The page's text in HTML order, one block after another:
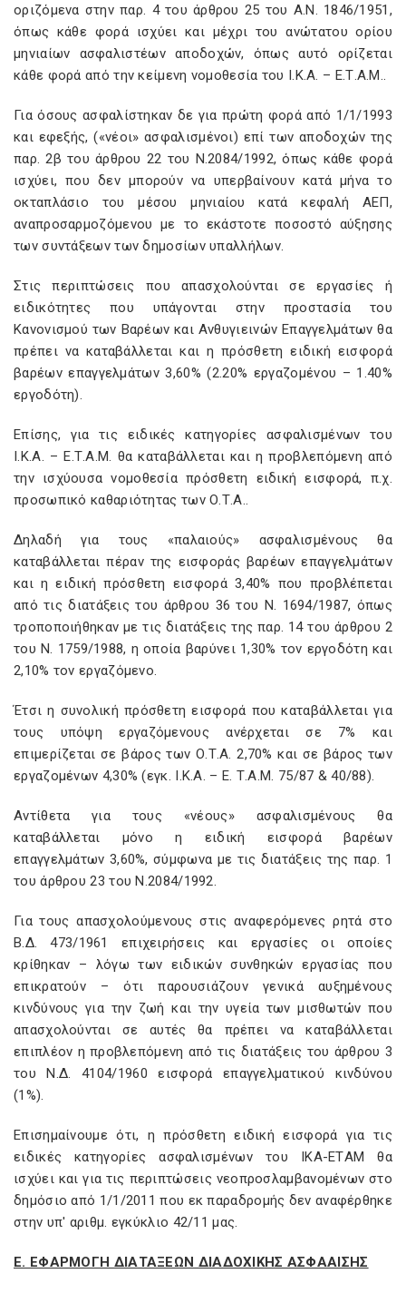
οριζόμενα στην παρ. 4 του άρθρου 25 του Α.Ν. 1846/1951,
όπως κάθε φορά ισχύει και μέχρι του ανώτατου ορίου
μηνιαίων ασφαλιστέων αποδοχών, όπως αυτό ορίζεται
κάθε φορά από την κείμενη νομοθεσία του Ι.Κ.Α. – Ε.Τ.Α.Μ..
Για όσους ασφαλίστηκαν δε για πρώτη φορά από 1/1/1993
και εφεξής, («νέοι» ασφαλισμένοι) επί των αποδοχών της
παρ. 2β του άρθρου 22 του Ν.2084/1992, όπως κάθε φορά
ισχύει, που δεν μπορούν να υπερβαίνουν κατά μήνα το
οκταπλάσιο του μέσου μηνιαίου κατά κεφαλή ΑΕΠ,
αναπροσαρμοζόμενου με το εκάστοτε ποσοστό αύξησης
των συντάξεων των δημοσίων υπαλλήλων.
Στις περιπτώσεις που απασχολούνται σε εργασίες ή
ειδικότητες που υπάγονται στην προστασία του
Κανονισμού των Βαρέων και Ανθυγιεινών Επαγγελμάτων θα
πρέπει να καταβάλλεται και η πρόσθετη ειδική εισφορά
βαρέων επαγγελμάτων 3,60% (2.20% εργαζομένου – 1.40%
εργοδότη).
Επίσης, για τις ειδικές κατηγορίες ασφαλισμένων του
Ι.Κ.Α. – Ε.Τ.Α.Μ. θα καταβάλλεται και η προβλεπόμενη από
την ισχύουσα νομοθεσία πρόσθετη ειδική εισφορά, π.χ.
προσωπικό καθαριότητας των Ο.Τ.Α..
Δηλαδή για τους «παλαιούς» ασφαλισμένους θα
καταβάλλεται πέραν της εισφοράς βαρέων επαγγελμάτων
και η ειδική πρόσθετη εισφορά 3,40% που προβλέπεται
από τις διατάξεις του άρθρου 36 του Ν. 1694/1987, όπως
τροποποιήθηκαν με τις διατάξεις της παρ. 14 του άρθρου 2
του Ν. 1759/1988, η οποία βαρύνει 1,30% τον εργοδότη και
2,10% τον εργαζόμενο.
Έτσι η συνολική πρόσθετη εισφορά που καταβάλλεται για
τους υπόψη εργαζόμενους ανέρχεται σε 7% και
επιμερίζεται σε βάρος των Ο.Τ.Α. 2,70% και σε βάρος των
εργαζομένων 4,30% (εγκ. Ι.Κ.Α. – Ε. Τ.A.M. 75/87 & 40/88).
Αντίθετα για τους «νέους» ασφαλισμένους θα
καταβάλλεται μόνο η ειδική εισφορά βαρέων
επαγγελμάτων 3,60%, σύμφωνα με τις διατάξεις της παρ. 1
του άρθρου 23 του Ν.2084/1992.
Για τους απασχολούμενους στις αναφερόμενες ρητά στο
Β.Δ. 473/1961 επιχειρήσεις και εργασίες οι οποίες
κρίθηκαν – λόγω των ειδικών συνθηκών εργασίας που
επικρατούν – ότι παρουσιάζουν γενικά αυξημένους
κινδύνους για την ζωή και την υγεία των μισθωτών που
απασχολούνται σε αυτές θα πρέπει να καταβάλλεται
επιπλέον η προβλεπόμενη από τις διατάξεις του άρθρου 3
του Ν.Δ. 4104/1960 εισφορά επαγγελματικού κινδύνου
(1%).
Επισημαίνουμε ότι, η πρόσθετη ειδική εισφορά για τις
ειδικές κατηγορίες ασφαλισμένων του IΚΑ-ΕTΑΜ θα
ισχύει και για τις περιπτώσεις νεοπροσλαμβανομένων στο
δημόσιο από 1/1/2011 που εκ παραδρομής δεν αναφέρθηκε
στην υπ' αριθμ. εγκύκλιο 42/11 μας.
Ε. ΕΦΑΡΜΟΓΗ ΔΙΑΤΑΞΕΩΝ ΔΙΑΔΟΧΙΚΗΣ ΑΣΦΑΑΙΣΗΣ